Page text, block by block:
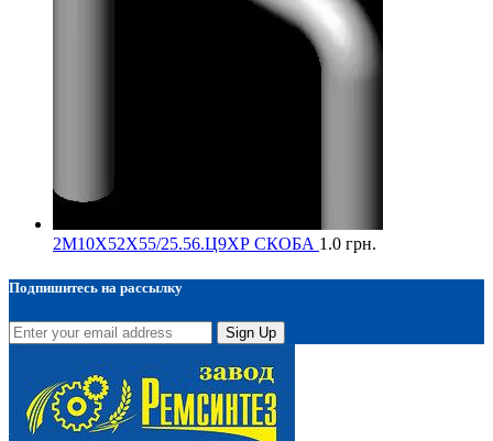
2М10Х52Х55/25.56.Ц9ХР СКОБА 1.0 грн.
Подпишитесь на рассылку
Sign Up